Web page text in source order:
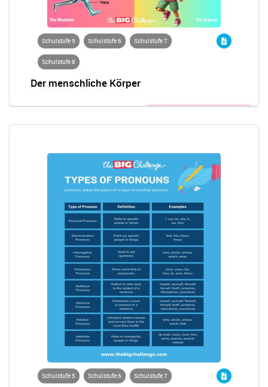
Schulstufe 5 Schulstufe 6 Schulstufe 7
Schulstufe 8
Der menschliche Körper
Schulstufe 5 Schulstufe 6 Schulstufe 7